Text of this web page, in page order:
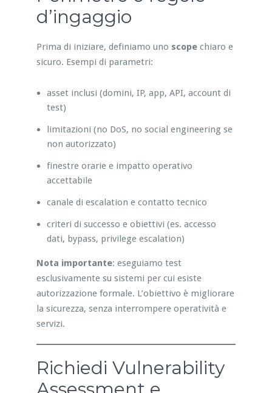
d’ingaggio
Prima di iniziare, definiamo uno scopechiaro e
sicuro. Esempi di parametri:
asset inclusi (domini, IP, app, API, account di
test)
limitazioni (no DoS, no social engineering se
non autorizzato)
finestre orarie e impatto operativo
accettabile
canale di escalation e contatto tecnico
criteri di successo e obiettivi (es. accesso
dati, bypass, privilege escalation)
Nota importante: eseguiamo test
esclusivamente su sistemi per cui esiste
autorizzazione formale. L’obiettivo è migliorare
la sicurezza, senza interrompere operatività e
servizi.
Richiedi Vulnerability